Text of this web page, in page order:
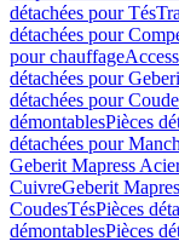
détachées pour Tés
détachées pour
pour chauffage
détachées pour
détachées pour
démontablesPièces
détachées pour
Geberit Mapress
CuivreGeberit
CoudesTésPièces
démontablesPièces